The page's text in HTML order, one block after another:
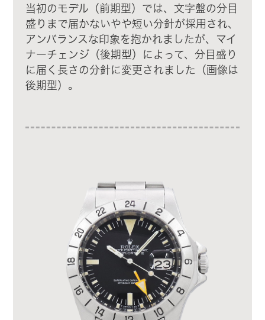
当初のモデル（前期型）では、文字盤の分目
盛りまで届かないやや短い分針が採用され、
アンバランスな印象を抱かれましたが、マイ
ナーチェンジ（後期型）によって、分目盛り
に届く長さの分針に変更されました（画像は
後期型）。